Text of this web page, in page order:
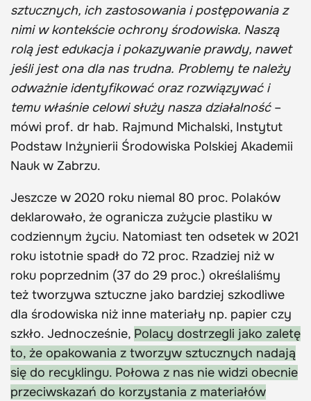
sztucznych, ich zastosowania i postępowania z
nimi w kontekście ochrony środowiska. Naszą
rolą jest edukacja i pokazywanie prawdy, nawet
jeśli jest ona dla nas trudna. Problemy te należy
odważnie identyfikować oraz rozwiązywać i
temu właśnie celowi służy nasza działalność–
mówi prof. dr hab. Rajmund Michalski, Instytut
Podstaw Inżynierii Środowiska Polskiej Akademii
Nauk w Zabrzu.
Jeszcze w 2020 roku niemal 80 proc. Polaków
deklarowało, że ogranicza zużycie plastiku w
codziennym życiu. Natomiast ten odsetek w 2021
roku istotnie spadł do 72 proc. Rzadziej niż w
roku poprzednim (37 do 29 proc.) określaliśmy
też tworzywa sztuczne jako bardziej szkodliwe
dla środowiska niż inne materiały np. papier czy
szkło. Jednocześnie, Polacy dostrzegli jako zaletę
to, że opakowania z tworzyw sztucznych nadają
się do recyklingu. Połowa z nas nie widzi obecnie
przeciwskazań do korzystania z materiałów